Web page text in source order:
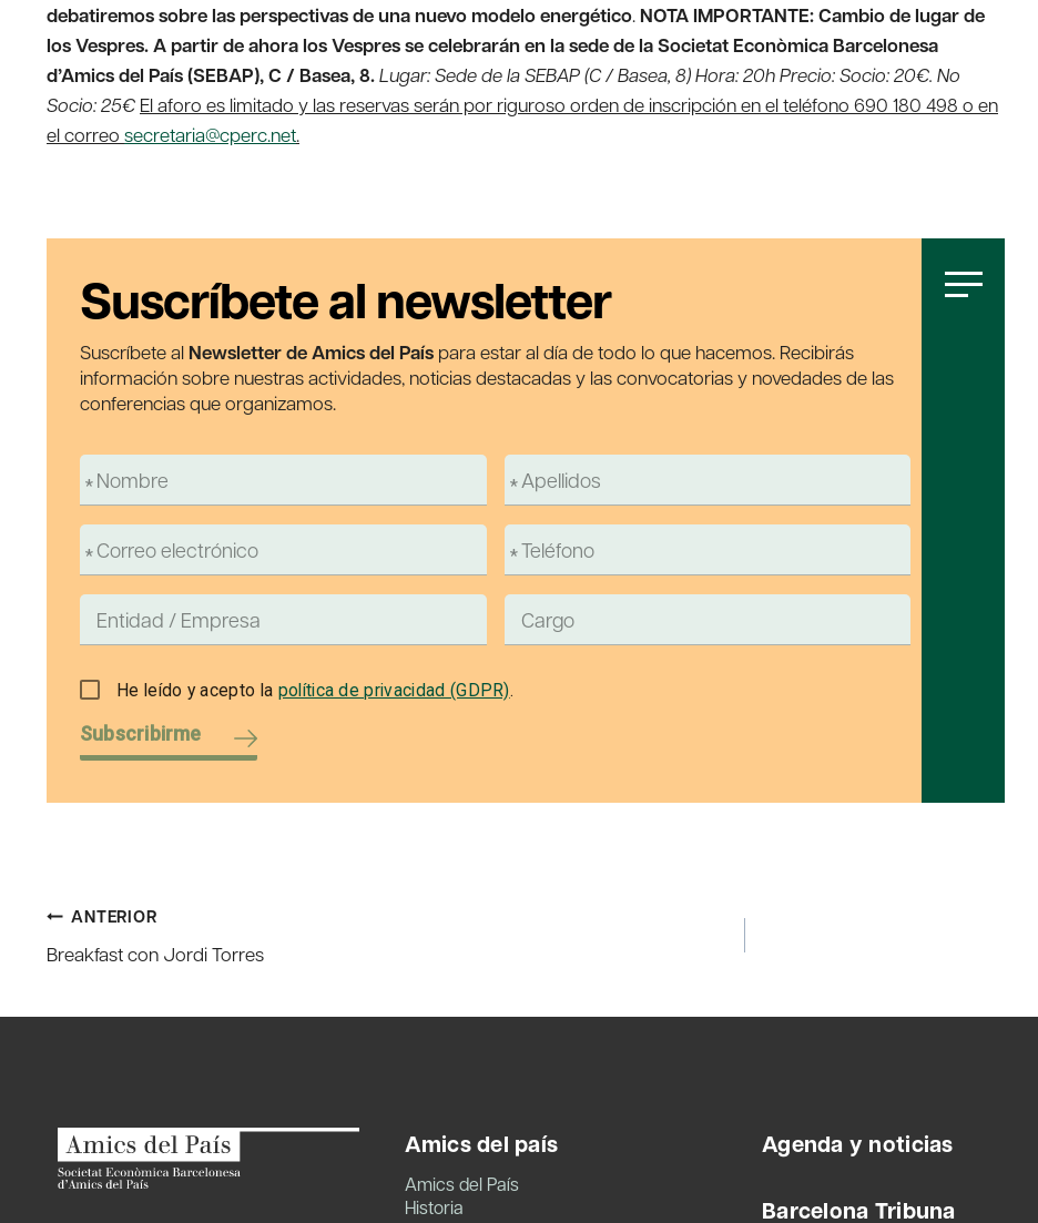
debatiremos sobre las perspectivas de una nuevo modelo energético. NOTA IMPORTANTE: Cambio de lugar de
los Vespres. A partir de ahora los Vespres se celebrarán en la sede de la Societat Econòmica Barcelonesa
d’Amics del País (SEBAP), C / Basea, 8.Lugar: Sede de la SEBAP (C / Basea, 8) Hora: 20h Precio: Socio: 20€. No
Socio: 25€ El aforo es limitado y las reservas serán por riguroso orden de inscripción en el teléfono 690 180 498 o en
el correo secretaria@cperc.net.
Suscríbete al newsletter
Suscríbete al Newsletter de Amics del País para estar al día de todo lo que hacemos. Recibirás
información sobre nuestras actividades, noticias destacadas y las convocatorias y novedades de las
conferencias que organizamos.
He leído y acepto la política de privacidad (GDPR).
Subscribirme
Navegación
de
entradas
ANTERIOR
Breakfast con Jordi Torres
Amics del país
Amics del País
Historia
Agenda y noticias
Barcelona Tribuna